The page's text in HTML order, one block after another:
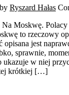
by Ryszard Hałas
Na Moskwę.
to rzeczowy
opisana jest
sprawnie,
ukazuje w niej
tej krótkiej […]